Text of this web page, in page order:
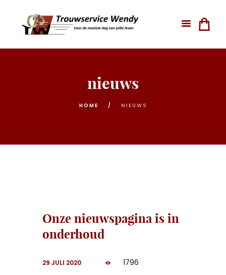
nieuws
HOME NIEUWS
Onze nieuwspagina is in
onderhoud
29 JULI 2020 1796